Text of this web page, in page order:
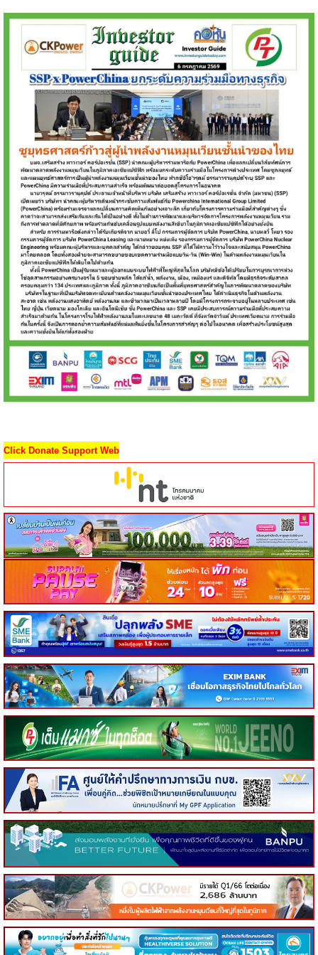
Click Donate Support Web